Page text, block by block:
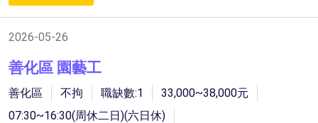
2026-05-26
善化區 園藝工
善化區 不拘 職缺數:1
33,000~38,000元
07:30~16:30(周休二日)(六日休)